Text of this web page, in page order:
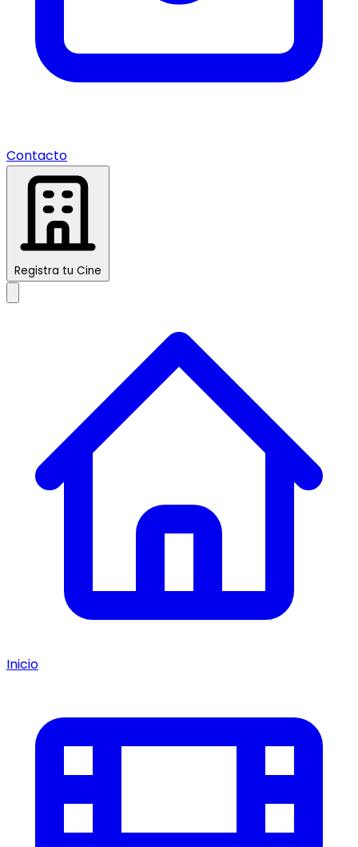
Contacto
Registra tu Cine
Inicio